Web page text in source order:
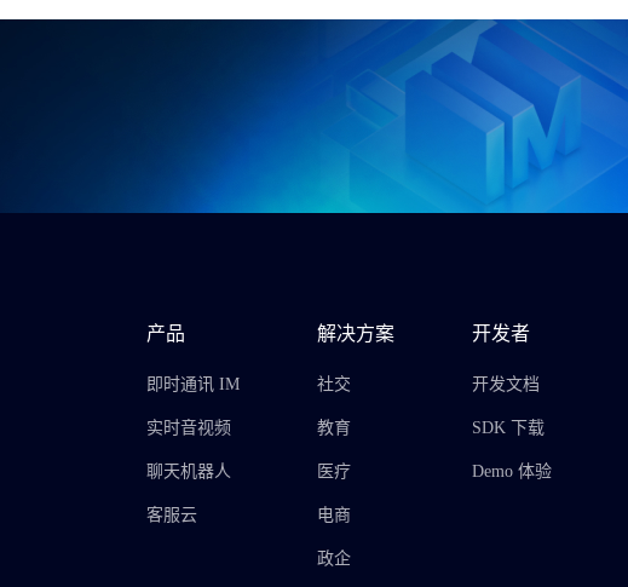
产品
即时通讯 IM
实时音视频
聊天机器人
客服云
解决方案
社交
教育
医疗
电商
政企
开发者
开发文档
SDK 下载
Demo 体验